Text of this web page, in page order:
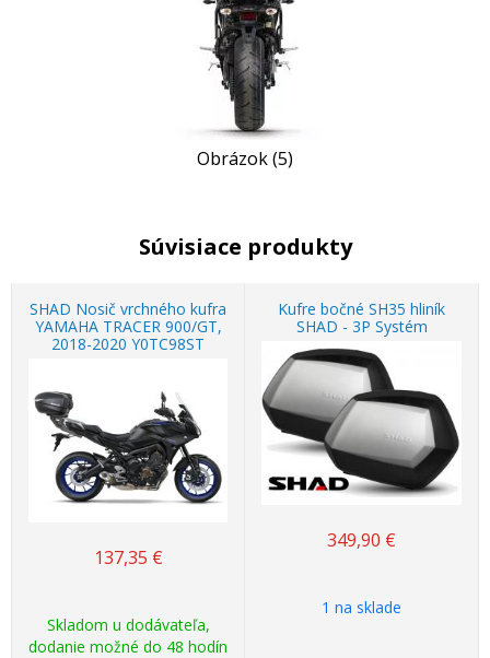
Obrázok (5)
Súvisiace produkty
SHAD Nosič vrchného kufra
YAMAHA TRACER 900/GT,
2018-2020 Y0TC98ST
137,35 €
Skladom u dodávateľa,
dodanie možné do 48 hodín
Kufre bočné SH35 hliník
SHAD - 3P Systém
349,90 €
1 na sklade